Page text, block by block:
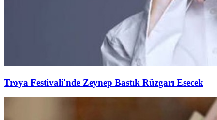
Troya Festivali'nde Zeynep Bastık Rüzgarı Esecek